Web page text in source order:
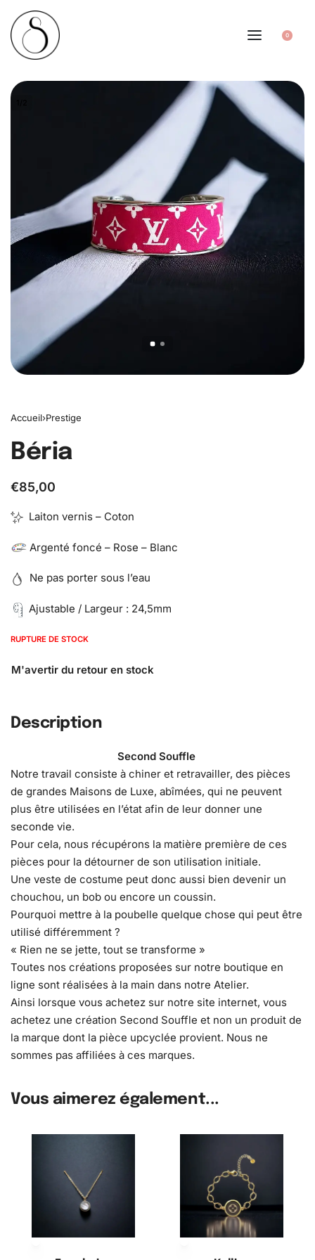
0
Accueil›Prestige
Béria
€85,00
Laiton vernis – Coton
Argenté foncé – Rose – Blanc
Ne pas porter sous l’eau
Ajustable / Largeur : 24,5mm
RUPTURE DE STOCK
Description
Second Souffle
Notre travail consiste à chiner et retravailler, des pièces
de grandes Maisons de Luxe, abîmées, qui ne peuvent
plus être utilisées en l’état afin de leur donner une
seconde vie.
Pour cela, nous récupérons la matière première de ces
pièces pour la détourner de son utilisation initiale.
Une veste de costume peut donc aussi bien devenir un
chouchou, un bob ou encore un coussin.
Pourquoi mettre à la poubelle quelque chose qui peut être
utilisé différemment ?
« Rien ne se jette, tout se transforme »
Toutes nos créations proposées sur notre boutique en
ligne sont réalisées à la main dans notre Atelier.
Ainsi lorsque vous achetez sur notre site internet, vous
achetez une création Second Souffle et non un produit de
la marque dont la pièce upcyclée provient. Nous ne
sommes pas affiliées à ces marques.
Vous aimerez également...